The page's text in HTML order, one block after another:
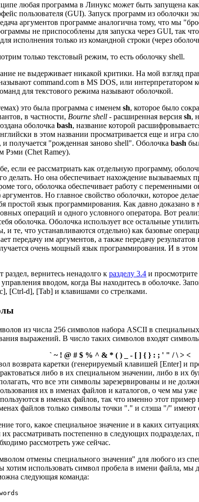
любая программа в Линукс может быть запущена
пользователя (GUI). Запуск программ из
аргументов программе аналогична тому, что мы
не приспособлены для запуска через GUI, так
исполнения только из командной строки (через
только текстовый режим, то есть оболочку shell.
не выдерживает никакой критики. На мой взгляд
command.com в MS DOS, или интерпретатором
для текстового режима называют оболочкой.
это была программа с именемsh, которое было
в частности,Bourne shell - расширенная версияsh,
оболочкаbash, название которой
в этом названии просматривается еще и игра
получается "рожденная заново shell". Оболочкаbash
Рэми (Chet Ramey).
если ее рассматриать как отдельную программу,
делать. Но она обеспечивает нахождение вызываемых
того, оболочка обеспечивает работу с переменными
Но главное свойство оболочки, которое
простой язык программирования. Как давно доказано
операций и одного условного оператора. Вот
оболочка. Оболочка использует все остальные
и те, что устанавливаются отдельно) как базовые
передачу им аргументов, а также передачу
очень мощный язык программирования. И в
раздел, вернитесь ненадолго кразделу 3.4 и
вводом, когда Вы находитесь в оболочке.
[Ctrl-d], [Tab] и клавишами со стрелками.
из числа 256 символов набора ASCII в
выражений. В число таких символов входят
` ~ ! @ # $ % ^ & * ( ) _ - [ ] { } : ; ' " / \ > <
возврата каретки (генерируемый клавишей [Enter] и
либо в их специальном значении, либо в их
что все эти символы зарезервированы и не
их в именах файлов и каталогов, о чем мы
в именах файлов, так что именно этот пример
файлов только символы точки "." и слэша "/" имеют
того, какое специальное значение и в каких
рассматривать постепенно в следующих подразделах,
рассмотреть уже сейчас.
отмены специального значения" для любого из
хотим использовать символ пробела в имени файла, мы
следующая команда: